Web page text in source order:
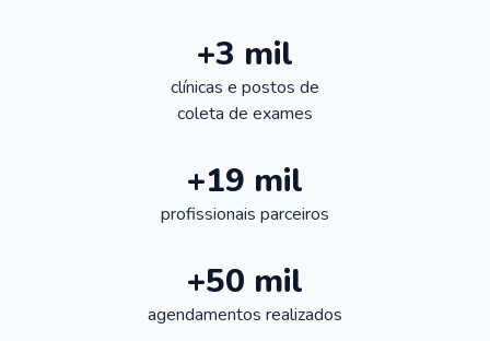
+3 mil
clínicas e postos de
coleta de exames
+19 mil
profissionais parceiros
+50 mil
agendamentos realizados